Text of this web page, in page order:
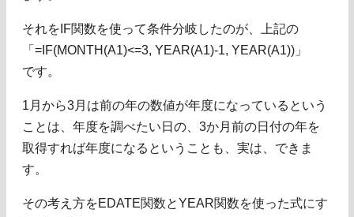
それをIF関数を使って条件分岐したのが、上記の
「=IF(MONTH(A1)<=3, YEAR(A1)-1, YEAR(A1))」
です。
1月から3月は前の年の数値が年度になっているという
ことは、年度を調べたい日の、3か月前の日付の年を
取得すれば年度になるということも、実は、できま
す。
その考え方をEDATE関数とYEAR関数を使った式にす